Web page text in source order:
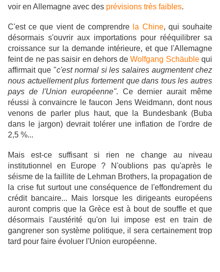
voir en Allemagne avec des prévisions très faibles.
C'est ce que vient de comprendre la Chine, qui souhaite
désormais s'ouvrir aux importations pour rééquilibrer sa
croissance sur la demande intérieure, et que l'Allemagne
feint de ne pas saisir en dehors deWolfgang Schäublequi
affirmait que "c'est normal si les salaires augmentent chez
nous actuellement plus fortement que dans tous les autres
pays de l'Union européenne". Ce dernier aurait même
réussi à convaincre le faucon Jens Weidmann, dont nous
venons de parler plus haut, que la Bundesbank (Buba
dans le jargon) devrait tolérer une inflation de l'ordre de
2,5 %...
Mais est-ce suffisant si rien ne change au niveau
institutionnel en Europe ? N'oublions pas qu'après le
séisme de la faillite de Lehman Brothers, la propagation de
la crise fut surtout une conséquence de l'effondrement du
crédit bancaire... Mais lorsque les dirigeants européens
auront compris que la Grèce est à bout de souffle et que
désormais l'austérité qu'on lui impose est en train de
gangrener son système politique, il sera certainement trop
tard pour faire évoluer l'Union européenne.